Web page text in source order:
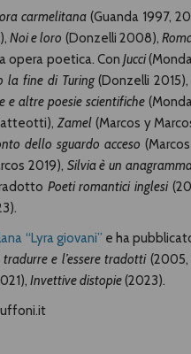
carmelitana (Guanda 1997,
Noi e loro (Donzelli 2008),
opera poetica. Con Jucci
la fine di Turing(Donzelli
e altre poesie scientifiche
Zamel (Marcos y
dello sguardo acceso
2019), Silvia è un
Poeti romantici inglesi
“Lyra giovani” e ha
e l’essere tradotti(2005,
Invettive distopie(2023).